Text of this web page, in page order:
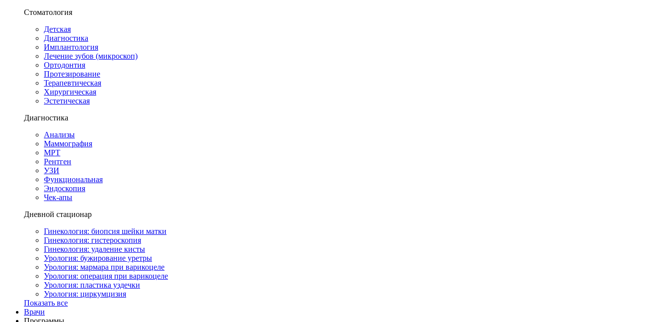
Стоматология
Детская
Диагностика
Имплантология
Лечение зубов (микроскоп)
Ортодонтия
Протезирование
Терапевтическая
Хирургическая
Эстетическая
Диагностика
Анализы
Маммография
МРТ
Рентген
УЗИ
Функциональная
Эндоскопия
Чек-апы
Дневной стационар
Гинекология: биопсия шейки матки
Гинекология: гистероскопия
Гинекология: удаление кисты
Урология: бужирование уретры
Урология: мармара при варикоцеле
Урология: операция при варикоцеле
Урология: пластика уздечки
Урология: циркумцизия
Показать все
Врачи